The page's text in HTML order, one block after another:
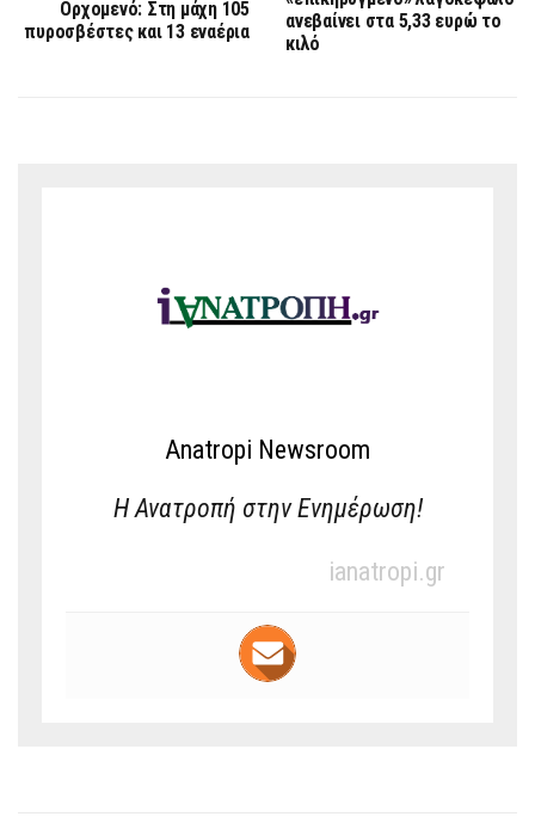
Ορχομενό: Στη μάχη 105
πυροσβέστες και 13 εναέρια
ανεβαίνει στα 5,33 ευρώ το
κιλό
Anatropi Newsroom
Η Ανατροπή στην Ενημέρωση!
ianatropi.gr